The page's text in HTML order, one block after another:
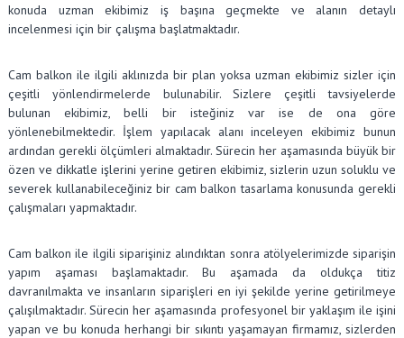
konuda uzman ekibimiz iş başına geçmekte ve alanın detaylı
incelenmesi için bir çalışma başlatmaktadır.
Cam balkon ile ilgili aklınızda bir plan yoksa uzman ekibimiz sizler için
çeşitli yönlendirmelerde bulunabilir. Sizlere çeşitli tavsiyelerde
bulunan ekibimiz, belli bir isteğiniz var ise de ona göre
yönlenebilmektedir. İşlem yapılacak alanı inceleyen ekibimiz bunun
ardından gerekli ölçümleri almaktadır. Sürecin her aşamasında büyük bir
özen ve dikkatle işlerini yerine getiren ekibimiz, sizlerin uzun soluklu ve
severek kullanabileceğiniz bir cam balkon tasarlama konusunda gerekli
çalışmaları yapmaktadır.
Cam balkon ile ilgili siparişiniz alındıktan sonra atölyelerimizde siparişin
yapım aşaması başlamaktadır. Bu aşamada da oldukça titiz
davranılmakta ve insanların siparişleri en iyi şekilde yerine getirilmeye
çalışılmaktadır. Sürecin her aşamasında profesyonel bir yaklaşım ile işini
yapan ve bu konuda herhangi bir sıkıntı yaşamayan firmamız, sizlerden